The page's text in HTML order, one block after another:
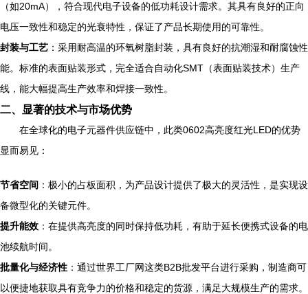
（如20mA），符合现代电子设备的低功耗设计需求。其具有良好的正向
电压一致性和稳定的光衰特性，保证了产品长期使用的可靠性。
封装与工艺 ：采用耐高温的环氧树脂封装，具有良好的抗潮湿和耐腐蚀性
能。标准的表面贴装形式，完全适合自动化SMT（表面贴装技术）生产
线，能大幅提高生产效率和焊接一致性。
二、显著的技术与市场优势
在全球化的电子元器件供应链中，此类0602高亮度红光LED的优势
显而易见：
节省空间 ：极小的占板面积，为产品设计提供了极大的灵活性，是实现设
备微型化的关键元件。
提升能效 ：在提供高亮度的同时保持低功耗，有助于延长便携式设备的电
池续航时间。
批量化与经济性 ：通过世界工厂网这类B2B批发平台进行采购，制造商可
以便捷地获取具有竞争力的价格和稳定的货源，满足大规模生产的需求。